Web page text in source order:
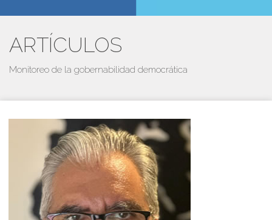
ARTÍCULOS
Monitoreo de la gobernabilidad democrática